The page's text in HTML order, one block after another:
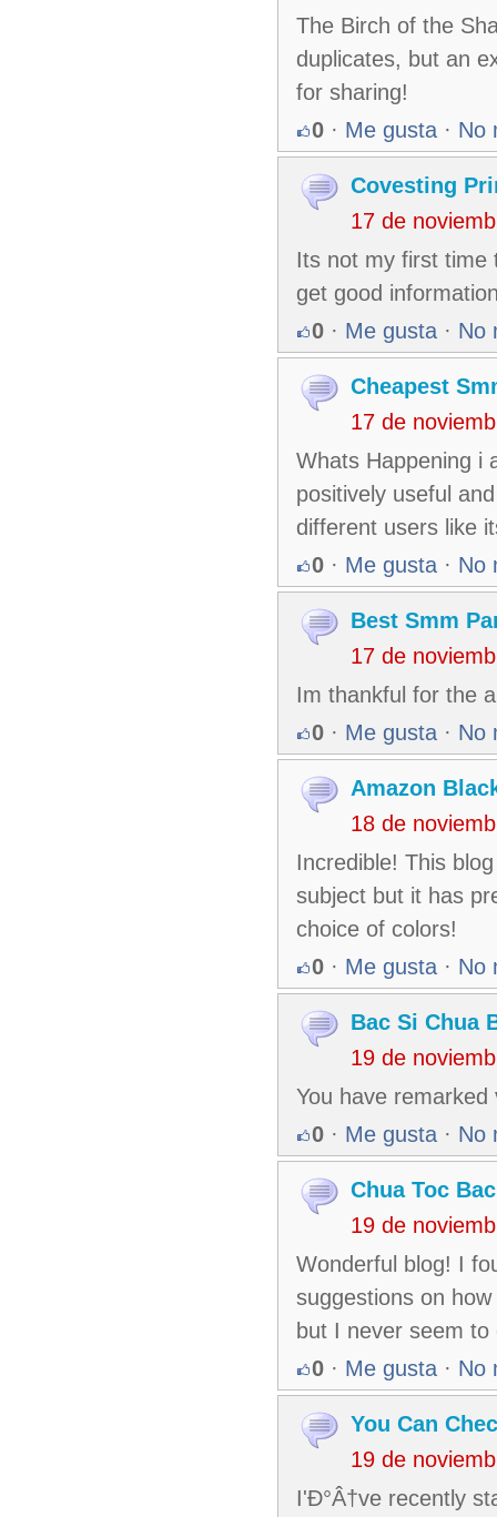
The Birch of the
duplicates, but an
for sharing!
0 · Me gusta · No
Covesting
17 de
Its not my first time
get good
0 · Me gusta · No
Cheapest
17 de
Whats Happening i
positively useful
different users like
0 · Me gusta · No
Best Smm
17 de
Im thankful for the
0 · Me gusta · No
Amazon
18 de
Incredible! This
subject but it has
choice of colors!
0 · Me gusta · No
Bac Si Chua
19 de
You have
0 · Me gusta · No
Chua Toc
19 de
Wonderful blog! I
suggestions on
but I never seem
0 · Me gusta · No
You Can
19 de
I'Ð°Â†ve recently